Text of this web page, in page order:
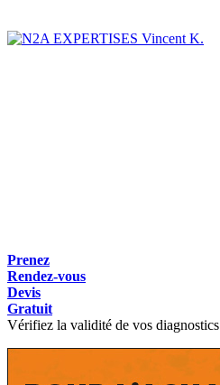
Vincent K.
Prenez
Rendez-vous
Devis
Gratuit
Vérifiez la validité de vos diagnostics